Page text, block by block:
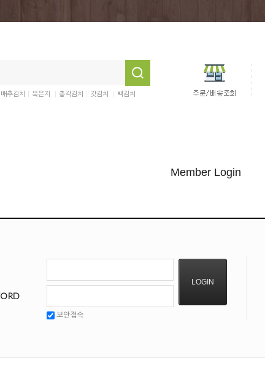
배추김치 묵은지 총각김치 갓김치 백김치
Member Login
LOGIN
보안접속